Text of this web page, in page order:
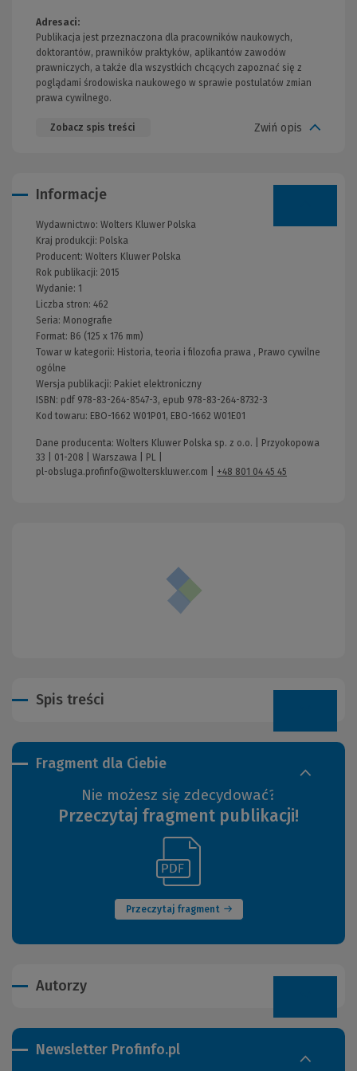
Adresaci:
Publikacja jest przeznaczona dla pracowników naukowych,
doktorantów, prawników praktyków, aplikantów zawodów
prawniczych, a także dla wszystkich chcących zapoznać się z
poglądami środowiska naukowego w sprawie postulatów zmian
prawa cywilnego.
Zobacz spis treści Zwiń opis
Fragment dla Ciebie
Nie możesz się zdecydować?
Przeczytaj fragment publikacji!
Przeczytaj fragment
(Nowe
okno)
innej
Informacje
Wydawnictwo: Wolters Kluwer Polska
Kraj produkcji: Polska
Producent: Wolters Kluwer Polska
Rok publikacji: 2015
Wydanie: 1
Liczba stron: 462
Seria: Monografie
Format: B6 (125 x 176 mm)
Towar w kategorii: Historia, teoria i filozofia prawa , Prawo cywilne
ogólne
Wersja publikacji: Pakiet elektroniczny
ISBN: pdf 978-83-264-8547-3, epub 978-83-264-8732-3
Kod towaru: EBO-1662 W01P01, EBO-1662 W01E01
Dane producenta: Wolters Kluwer Polska sp. z o.o. | Przyokopowa
33 | 01-208 | Warszawa | PL |
pl-obsluga.profinfo@wolterskluwer.com
+48 801 04 45 45
Spis treści
Autorzy
Newsletter Profinfo.pl